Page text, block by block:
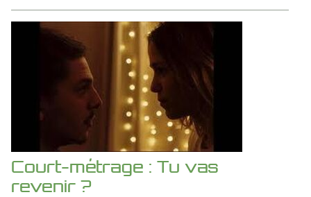
Court-métrage : Tu vas
revenir ?